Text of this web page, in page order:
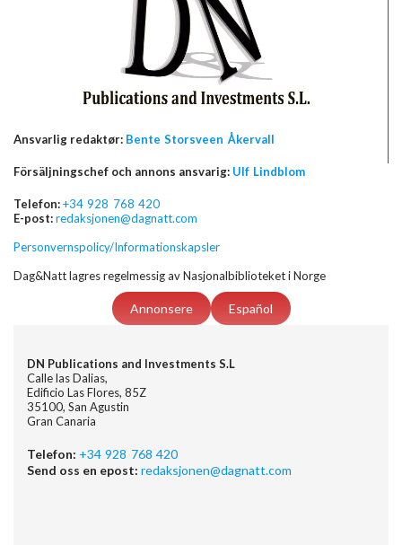
Ansvarlig redaktør: Bente Storsveen Åkervall
Försäljningschef och annons ansvarig: Ulf Lindblom
Telefon:+34 928 768 420
E-post:redaksjonen@dagnatt.com
Personvernspolicy/Informationskapsler
Dag&Natt lagres regelmessig av Nasjonalbiblioteket i Norge
Annonsere Español
DN Publications and Investments S.L
Calle las Dalias,
Edificio Las Flores, 85Z
35100, San Agustin
Gran Canaria
Telefon: +34 928 768 420
Send oss en epost: redaksjonen@dagnatt.com